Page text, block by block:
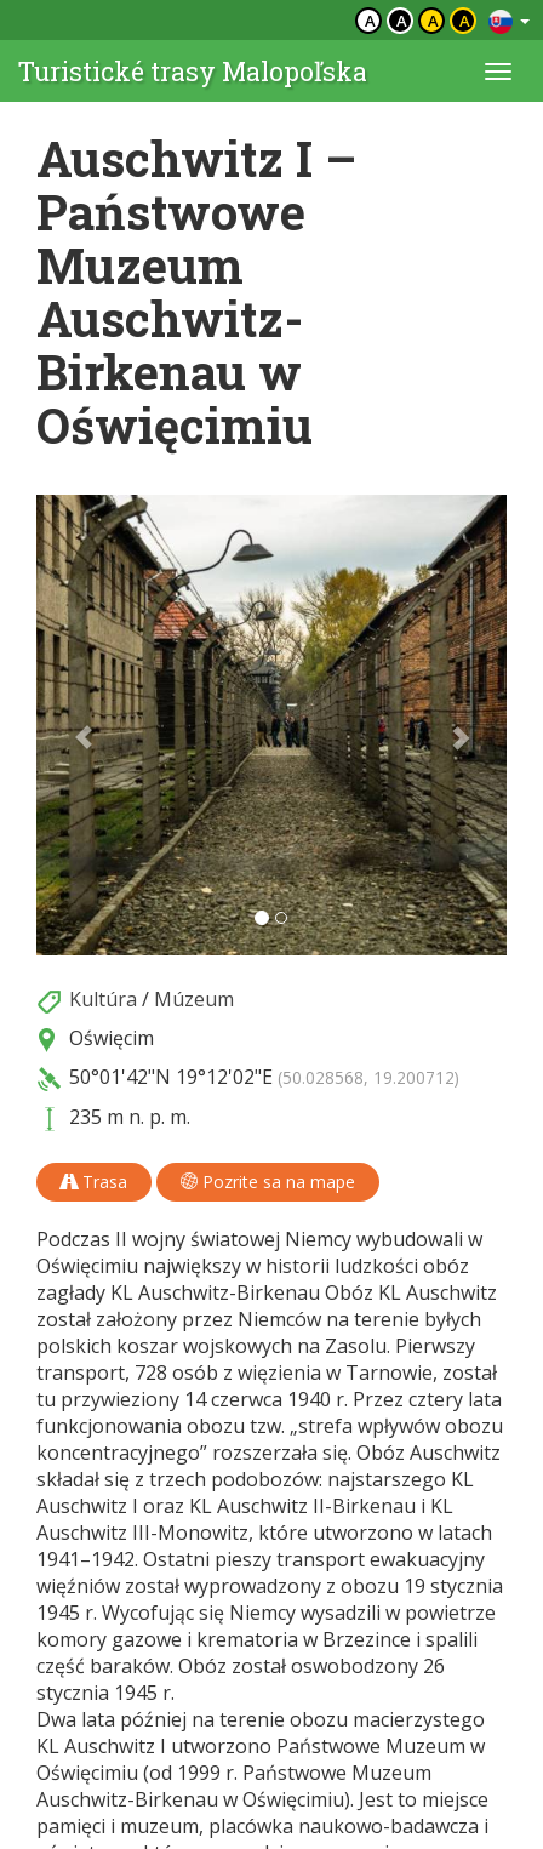
A A A A
Turistické trasy Malopoľska
Auschwitz I –
Państwowe
Muzeum
Auschwitz-
Birkenau w
Oświęcimiu
Kultúra / Múzeum
Oświęcim
50°01'42"N 19°12'02"E (50.028568, 19.200712)
235 m n. p. m.
Trasa Pozrite sa na mape
Podczas II wojny światowej Niemcy wybudowali w
Oświęcimiu największy w historii ludzkości obóz
zagłady KL Auschwitz-Birkenau Obóz KL Auschwitz
został założony przez Niemców na terenie byłych
polskich koszar wojskowych na Zasolu. Pierwszy
transport, 728 osób z więzienia w Tarnowie, został
tu przywieziony 14 czerwca 1940 r. Przez cztery lata
funkcjonowania obozu tzw. „strefa wpływów obozu
koncentracyjnego” rozszerzała się. Obóz Auschwitz
składał się z trzech podobozów: najstarszego KL
Auschwitz I oraz KL Auschwitz II-Birkenau i KL
Auschwitz III-Monowitz, które utworzono w latach
1941–1942. Ostatni pieszy transport ewakuacyjny
więźniów został wyprowadzony z obozu 19 stycznia
1945 r. Wycofując się Niemcy wysadzili w powietrze
komory gazowe i krematoria w Brzezince i spalili
część baraków. Obóz został oswobodzony 26
stycznia 1945 r.
Dwa lata później na terenie obozu macierzystego
KL Auschwitz I utworzono Państwowe Muzeum w
Oświęcimiu (od 1999 r. Państwowe Muzeum
Auschwitz-Birkenau w Oświęcimiu). Jest to miejsce
pamięci i muzeum, placówka naukowo-badawcza i